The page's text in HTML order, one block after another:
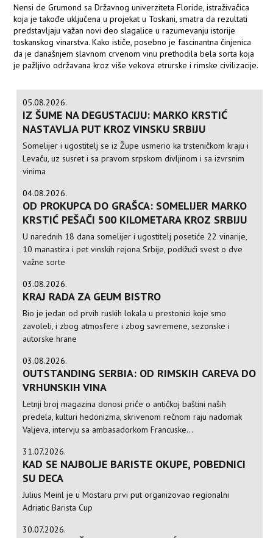
Nensi de Grumond sa Državnog univerziteta Floride, istraživačica
koja je takođe uključena u projekat u Toskani, smatra da rezultati
predstavljaju važan novi deo slagalice u razumevanju istorije
toskanskog vinarstva. Kako ističe, posebno je fascinantna činjenica
da je današnjem slavnom crvenom vinu prethodila bela sorta koja
je pažljivo održavana kroz više vekova etrurske i rimske civilizacije.
05.08.2026.
IZ ŠUME NA DEGUSTACIJU: MARKO KRSTIĆ
NASTAVLJA PUT KROZ VINSKU SRBIJU
Somelijer i ugostitelj se iz Župe usmerio ka trsteničkom kraju i
Levaču, uz susret i sa pravom srpskom divljinom i sa izvrsnim
vinima
04.08.2026.
OD PROKUPCA DO GRAŠCA: SOMELIJER MARKO
KRSTIĆ PEŠAČI 500 KILOMETARA KROZ SRBIJU
U narednih 18 dana somelijer i ugostitelj posetiće 22 vinarije,
10 manastira i pet vinskih rejona Srbije, podižući svest o dve
važne sorte
03.08.2026.
KRAJ RADA ZA GEUM BISTRO
Bio je jedan od prvih ruskih lokala u prestonici koje smo
zavoleli, i zbog atmosfere i zbog savremene, sezonske i
autorske hrane
03.08.2026.
OUTSTANDING SERBIA: OD RIMSKIH CAREVA DO
VRHUNSKIH VINA
Letnji broj magazina donosi priče o antičkoj baštini naših
predela, kulturi hedonizma, skrivenom rečnom raju nadomak
Valjeva, intervju sa ambasadorkom Francuske...
31.07.2026.
KAD SE NAJBOLJE BARISTE OKUPE, POBEDNICI
SU DECA
Julius Meinl je u Mostaru prvi put organizovao regionalni
Adriatic Barista Cup
30.07.2026.